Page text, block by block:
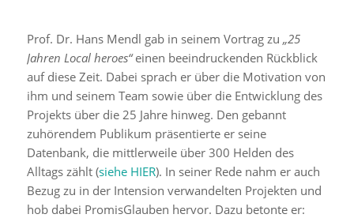
Prof. Dr. Hans Mendl gab in seinem Vortrag zu „25
Jahren Local heroes“einen beeindruckenden Rückblick
auf diese Zeit. Dabei sprach er über die Motivation von
ihm und seinem Team sowie über die Entwicklung des
Projekts über die 25 Jahre hinweg. Den gebannt
zuhörendem Publikum präsentierte er seine
Datenbank, die mittlerweile über 300 Helden des
Alltags zählt (siehe HIER). In seiner Rede nahm er auch
Bezug zu in der Intension verwandelten Projekten und
hob dabei PromisGlauben hervor. Dazu betonte er: